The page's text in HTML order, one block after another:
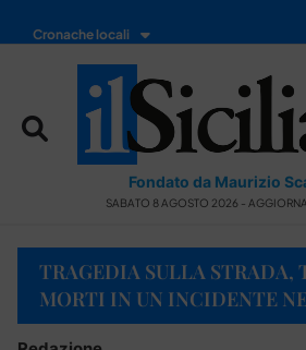
Cronache locali
Fondato da Maurizio
SABATO 8 AGOSTO 2026 -
TRAGEDIA SULLA STRADA,
MORTI IN UN INCIDENTE